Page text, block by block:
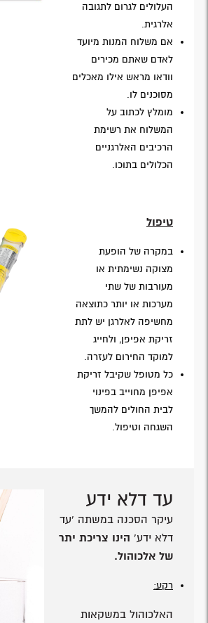
העלולים לגרום לתגובה
אלרגית.
אם משלוח המנות מיועד
לאדם שאתם מכירים
וודאו מראש אילו מאכלים
מסוכנים לו.
מומלץ לכתוב על
המשלוח את רשימת
הרכיבים האלרגניים
הכלולים בתוכו.
טיפול
במקרה של הופעת
מצוקה נשימתית או
מעורבות של שתי
מערכות או יותר כתוצאה
מחשיפה לאלרגן יש לתת
זריקת אפיפן, ולחייג
למוקד החירום לעזרה.
כל מטופל שקיבל זריקת
אפיפן מחוייב בפינוי
לבית החולים להמשך
השגחה וטיפול.
עד דלא ידע
עיקר הסכנה במשתה 'עד
דלא ידע' הינו צריכת יתר
של אלכוהול.
רקע:
האלכוהול במשקאות